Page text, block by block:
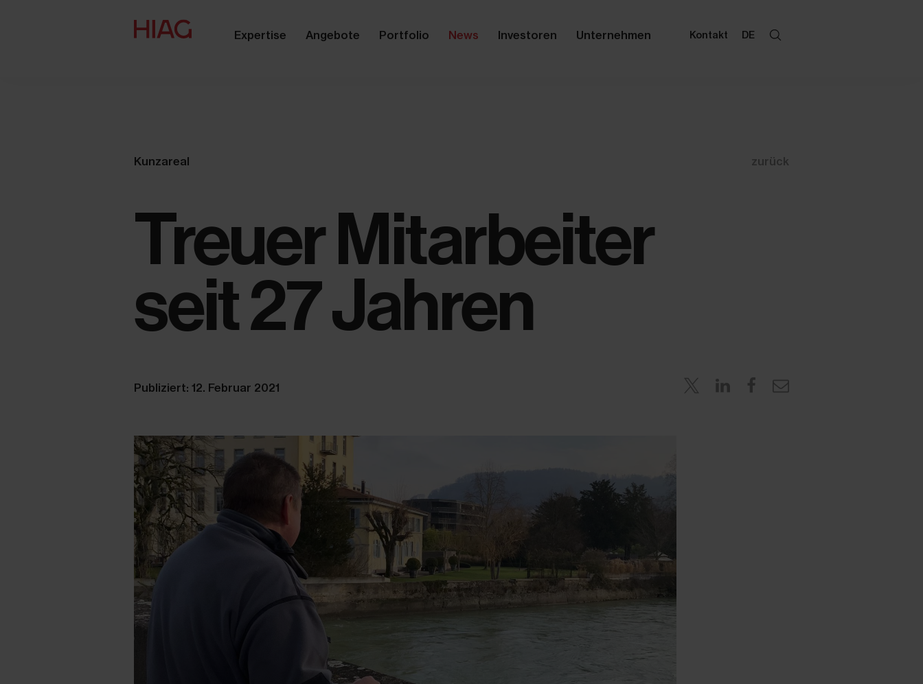
Expertise Angebote Portfolio News Investoren Unternehmen Kontakt DE
Kunzareal zurück
Treuer Mitarbeiter
seit 27 Jahren
Publiziert: 12. Februar 2021